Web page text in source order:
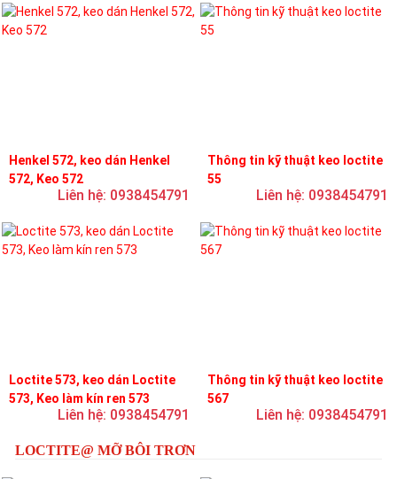
Henkel 572, keo dán Henkel
572, Keo 572
Liên hệ: 0938454791
Thông tin kỹ thuật keo loctite
55
Liên hệ: 0938454791
Loctite 573, keo dán Loctite
573, Keo làm kín ren 573
Liên hệ: 0938454791
Thông tin kỹ thuật keo loctite
567
Liên hệ: 0938454791
LOCTITE@ MỠ BÔI TRƠN